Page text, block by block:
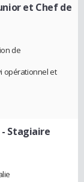
et Chef de
de
opérationnel et
- Stagiaire